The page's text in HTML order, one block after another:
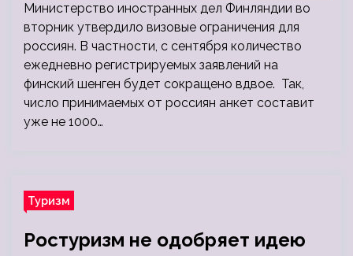
Министерство иностранных дел Финляндии во
вторник утвердило визовые ограничения для
россиян. В частности, с сентября количество
ежедневно регистрируемых заявлений на
финский шенген будет сокращено вдвое. Так,
число принимаемых от россиян анкет составит
уже не 1000…
Туризм
Ростуризм не одобряет идею